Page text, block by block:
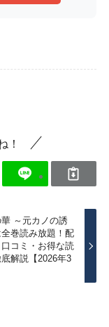
！
華 ～元カノの誘
巻読み放題！配
コミ・お得な読
解説【2026年3